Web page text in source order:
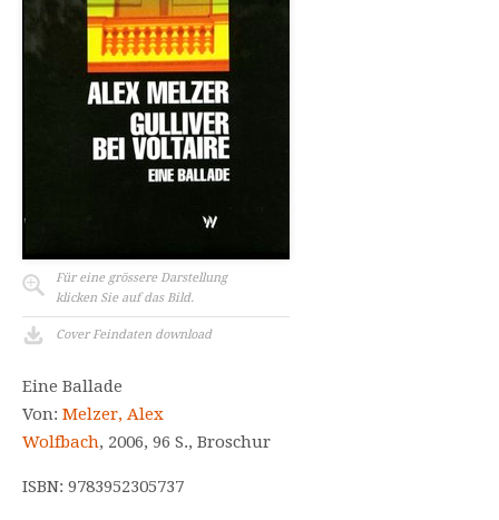
Für eine grössere Darstellung
klicken Sie auf das Bild.
Cover Feindaten download
Eine Ballade
Von: Melzer, Alex
Wolfbach, 2006, 96 S., Broschur
ISBN: 9783952305737